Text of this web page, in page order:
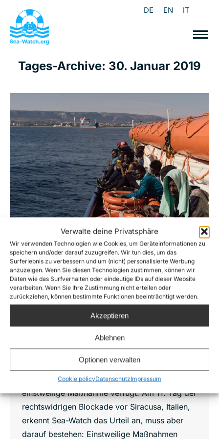
Verwalte deine Privatsphäre
Wir verwenden Technologien wie Cookies, um Geräteinformationen zu
speichern und/oder darauf zuzugreifen. Wir tun dies, um das
Surferlebnis zu verbessern und um (nicht) personalisierte Werbung
anzuzeigen. Wenn Sie diesen Technologien zustimmen, können wir
Daten wie das Surfverhalten oder eindeutige IDs auf dieser Website
verarbeiten. Wenn Sie Ihre Zustimmung nicht erteilen oder
zurückziehen, können bestimmte Funktionen beeinträchtigt werden.
Akzeptieren
Ablehnen
Optionen verwalten
Cookie policyDatenschutzImpressum
DE EN IT
Tages-Archive: 30. Januar 2019
Europäischer Gerichtshof für
Menschenrechte verfügt
Interimsmaßnahme gegen Italien – 47
Menschen auf Sea-Watch 3 brauchen
eine Lösung
News,Press releases,Sea-Watch 3
VonLennart Diesen 30. Januar 2019
Nach einer Beschwerde von Überlebenden und
Besatzungsmitgliedern des Rettungsschiffs
Sea-Watch 3 hat der Europäische Gerichtshof
für Menschenrechte (EGMR) eine
Grundrechtsverletzung festgestellt und eine
einstweilige Maßnahme verfügt. Am 11. Tag der
rechtswidrigen Blockade vor Siracusa, Italien,
erkennt Sea-Watch das Urteil an, muss aber
darauf bestehen: Einstweilige Maßnahmen